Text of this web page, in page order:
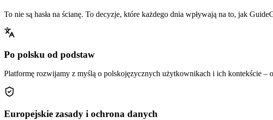
To nie są hasła na ścianę. To decyzje, które każdego dnia wpływają na to, jak
Po polsku od podstaw
Platformę rozwijamy z myślą o polskojęzycznych użytkownikach i ich kontekście –
Europejskie zasady i ochrona danych